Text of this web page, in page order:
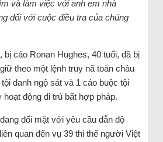
và làm việc với anh em nhà
đối với cuộc điều tra của chúng
bị cáo Ronan Hughes, 40 tuổi, đã bị
theo một lệnh truy nã toàn châu
danh ngộ sát và 1 cáo buộc tội
động di trú bất hợp pháp.
đối mặt với yêu cầu dẫn độ
quan đến vụ 39 thi thể người Việt